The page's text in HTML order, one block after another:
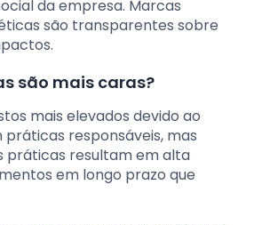
da empresa. Marcas
são transparentes sobre
são mais caras?
mais elevados devido ao
responsáveis, mas
práticas resultam em alta
em longo prazo que